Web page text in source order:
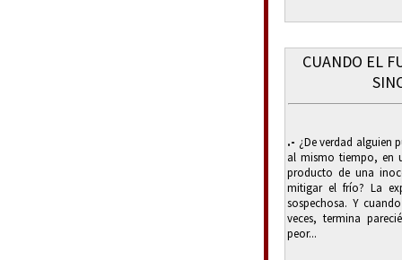
CUANDO EL
.- ¿De verdad alguien
al mismo tiempo, en
producto de una
mitigar el frío? La
sospechosa. Y
veces, termina
peor...